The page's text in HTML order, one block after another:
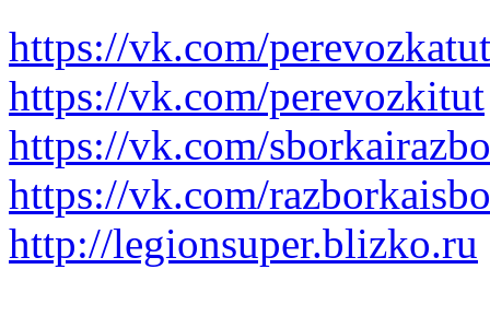
https://vk.com/perevozkatut
https://vk.com/perevozkitut
https://vk.com/
https://vk.com/
http://legionsuper.blizko.ru